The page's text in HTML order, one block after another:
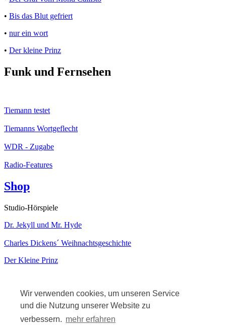
Wir verwenden cookies, um unseren Service
und die Nutzung unserer Website zu
verbessern. mehr erfahren
• Bis das Blut gefriert
• nur ein wort
• Der kleine Prinz
Funk und Fernsehen
Tiemann testet
Tiemanns Wortgeflecht
WDR - Zugabe
Radio-Features
Shop
Studio-Hörspiele
Dr. Jekyll und Mr. Hyde
Charles Dickens´ Weihnachtsgeschichte
Der Kleine Prinz
Solo-Kabarett